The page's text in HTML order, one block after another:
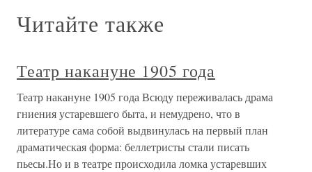
Читайте также
Театр накануне 1905 года
Театр накануне 1905 года Всюду переживалась драма
гниения устаревшего быта, и немудрено, что в
литературе сама собой выдвинулась на первый план
драматическая форма: беллетристы стали писать
пьесы.Но и в театре происходила ломка устаревших